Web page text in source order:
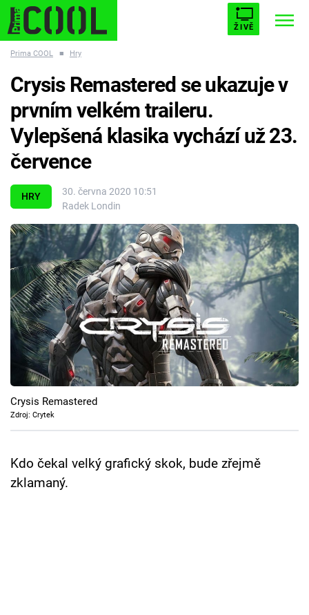
ŽIVĚ
ESCAPE PLNEJ KOTEL AVENGERS 5
Témata
Filmy
Seriály
Hry
Cool Esport
Pořady
TV Program
Přihlášení
Prima COOL ■ Hry
HRY
30. června 2020 10:51
Radek Londin
Crysis Remastered se ukazuje v
prvním velkém traileru.
Vylepšená klasika vychází už 23.
července
Crysis Remastered
Zdroj: Crytek
Kdo čekal velký grafický skok, bude zřejmě
zklamaný.